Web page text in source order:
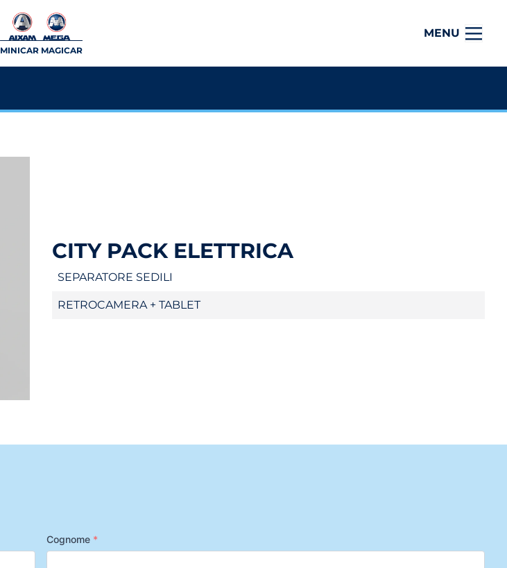
MINICAR MAGICAR
MENU
CITY PACK ELETTRICA
SEPARATORE SEDILI
RETROCAMERA + TABLET
Cognome *